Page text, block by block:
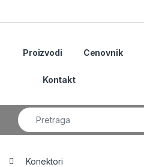
Proizvodi Cenovnik
Kontakt
Search for:
Konektori